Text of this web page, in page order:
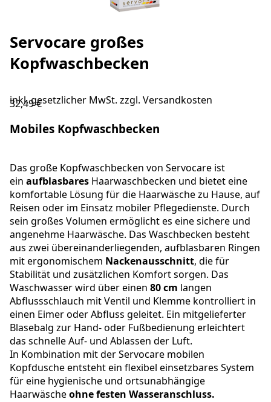
Servocare großes
Kopfwaschbecken
inkl. gesetzlicher MwSt. zzgl. Versandkosten
32,49 €
Mobiles Kopfwaschbecken
Das große Kopfwaschbecken von Servocare ist
ein aufblasbares Haarwaschbecken und bietet eine
komfortable Lösung für die Haarwäsche zu Hause, auf
Reisen oder im Einsatz mobiler Pflegedienste. Durch
sein großes Volumen ermöglicht es eine sichere und
angenehme Haarwäsche. Das Waschbecken besteht
aus zwei übereinanderliegenden, aufblasbaren Ringen
mit ergonomischem Nackenausschnitt, die für
Stabilität und zusätzlichen Komfort sorgen. Das
Waschwasser wird über einen 80 cm langen
Abflussschlauch mit Ventil und Klemme kontrolliert in
einen Eimer oder Abfluss geleitet. Ein mitgelieferter
Blasebalg zur Hand- oder Fußbedienung erleichtert
das schnelle Auf- und Ablassen der Luft.
In Kombination mit der Servocare mobilen
Kopfdusche entsteht ein flexibel einsetzbares System
für eine hygienische und ortsunabhängige
Haarwäscheohne festen Wasseranschluss.